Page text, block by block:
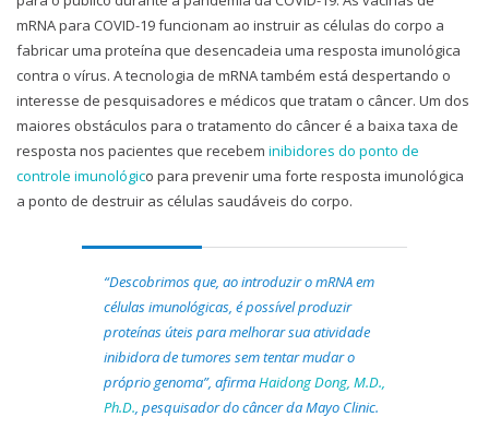
mRNA para COVID-19 funcionam ao instruir as células do corpo a
fabricar uma proteína que desencadeia uma resposta imunológica
contra o vírus. A tecnologia de mRNA também está despertando o
interesse de pesquisadores e médicos que tratam o câncer. Um dos
maiores obstáculos para o tratamento do câncer é a baixa taxa de
resposta nos pacientes que recebem inibidores do ponto de
controle imunológico para prevenir uma forte resposta imunológica
a ponto de destruir as células saudáveis do corpo.
“Descobrimos que, ao introduzir o mRNA em
células imunológicas, é possível produzir
proteínas úteis para melhorar sua atividade
inibidora de tumores sem tentar mudar o
próprio genoma”, afirmaHaidong Dong, M.D.,
Ph.D., pesquisador do câncer da Mayo Clinic.